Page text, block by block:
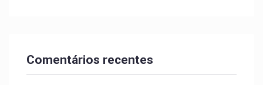
Comentários recentes